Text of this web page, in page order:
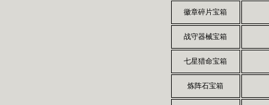
徽章碎片宝箱
战守器械宝箱
七星猎命宝箱
炼阵石宝箱